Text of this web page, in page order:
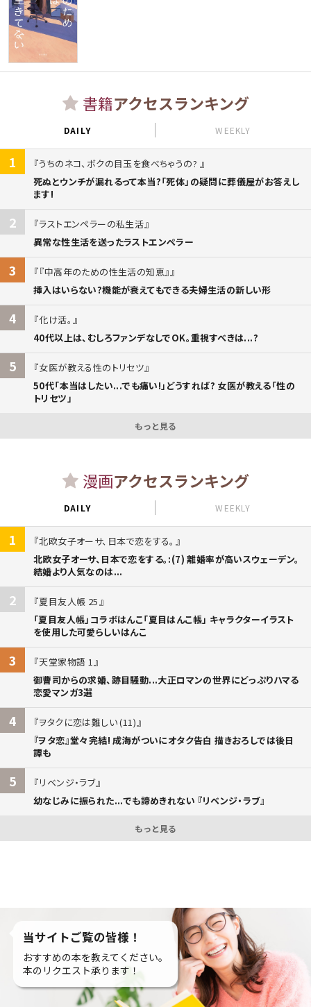
書籍アクセスランキング
DAILY WEEKLY
1
うちのネコ、ボクの目玉を食べちゃうの?
死ぬとウンチが漏れるって本当?「死体」の疑問に葬儀屋がお答えし
ます!
2
ラストエンペラーの私生活
異常な性生活を送ったラストエンペラー
3
『中高年のための性生活の知恵』
挿入はいらない?機能が衰えてもできる夫婦生活の新しい形
4
化け活。
40代以上は、むしろファンデなしでOK。重視すべきは...?
5
女医が教える性のトリセツ
50代「本当はしたい...でも痛い!」どうすれば? 女医が教える「性の
トリセツ」
もっと見る
漫画アクセスランキング
DAILY WEEKLY
1
北欧女子オーサ、日本で恋をする。
北欧女子オーサ、日本で恋をする。:(7) 離婚率が高いスウェーデン。
結婚より人気なのは...
2
夏目友人帳 25
「夏目友人帳」コラボはんこ「夏目はんこ帳」 キャラクターイラスト
を使用した可愛らしいはんこ
3
天堂家物語 1
御曹司からの求婚、跡目騒動...大正ロマンの世界にどっぷりハマる
恋愛マンガ3選
4
ヲタクに恋は難しい (11)
『ヲタ恋』堂々完結! 成海がついにオタク告白 描きおろしでは後日
譚も
5
リベンジ・ラブ
幼なじみに振られた...でも諦めきれない 『リベンジ・ラブ』
もっと見る
当サイトご覧の皆様！
おすすめの本を教えてください。
本のリクエスト承ります！